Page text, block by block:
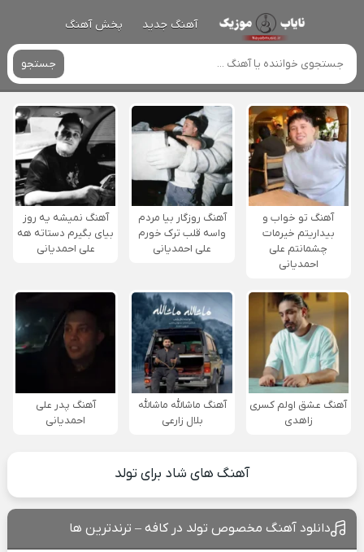
آهنگ جدید پخش آهنگ
جستجو
آهنگ تو خواب و
بیداریتم خیرمات
چشمانتم علی
احمدیانی
آهنگ روزگار بیا مردم
واسه قلب ترک خورم
علی احمدیانی
آهنگ نمیشه یه روز
بیای بگیرم دستاته هه
علی احمدیانی
آهنگ عشق اولم کسری
زاهدی
آهنگ ماشالله ماشالله
بلال زارعی
آهنگ پدر علی
احمدیانی
آهنگ های شاد برای تولد
دانلود آهنگ مخصوص تولد در کافه – ترندترین ها